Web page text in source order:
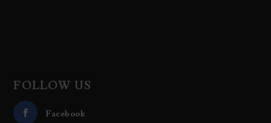
FOLLOW US
Facebook